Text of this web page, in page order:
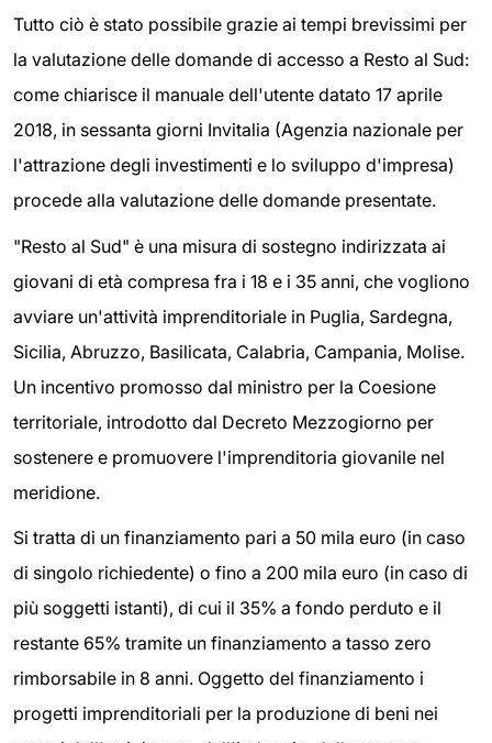
Tutto ciò è stato possibile grazie ai tempi brevissimi per
la valutazione delle domande di accesso a Resto al Sud:
come chiarisce il manuale dell'utente datato 17 aprile
2018, in sessanta giorni Invitalia (Agenzia nazionale per
l'attrazione degli investimenti e lo sviluppo d'impresa)
procede alla valutazione delle domande presentate.
"Resto al Sud" è una misura di sostegno indirizzata ai
giovani di età compresa fra i 18 e i 35 anni, che vogliono
avviare un'attività imprenditoriale in Puglia, Sardegna,
Sicilia, Abruzzo, Basilicata, Calabria, Campania, Molise.
Un incentivo promosso dal ministro per la Coesione
territoriale, introdotto dal Decreto Mezzogiorno per
sostenere e promuovere l'imprenditoria giovanile nel
meridione.
Si tratta di un finanziamento pari a 50 mila euro (in caso
di singolo richiedente) o fino a 200 mila euro (in caso di
più soggetti istanti), di cui il 35% a fondo perduto e il
restante 65% tramite un finanziamento a tasso zero
rimborsabile in 8 anni. Oggetto del finanziamento i
progetti imprenditoriali per la produzione di beni nei